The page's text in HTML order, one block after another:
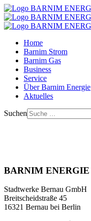
Home
Barnim Strom
Barnim Gas
Business
Service
Über Barnim Energie
Aktuelles
Suchen
BARNIM ENERGIE
Stadtwerke Bernau GmbH
Breitscheidstraße 45
16321 Bernau bei Berlin